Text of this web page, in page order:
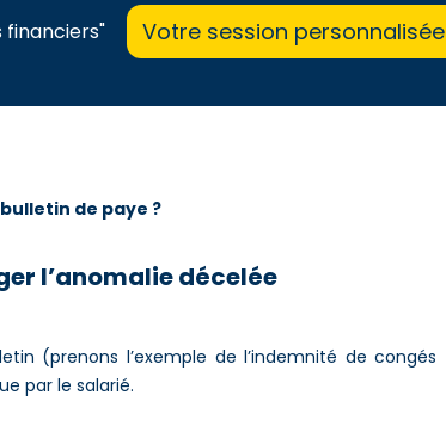
Votre session personnalisée
de paye ?
l’anomalie décelée
(prenons l’exemple de l’indemnité de congés
par le salarié.